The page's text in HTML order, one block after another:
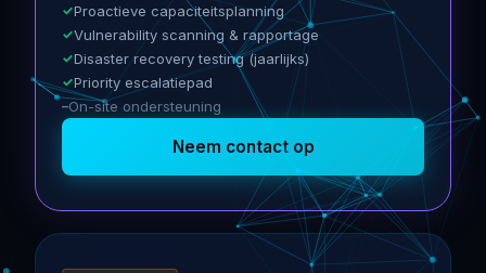
Proactieve capaciteitsplanning
Vulnerability scanning & rapportage
Disaster recovery testing (jaarlijks)
Priority escalatiepad
On-site ondersteuning
Neem contact op